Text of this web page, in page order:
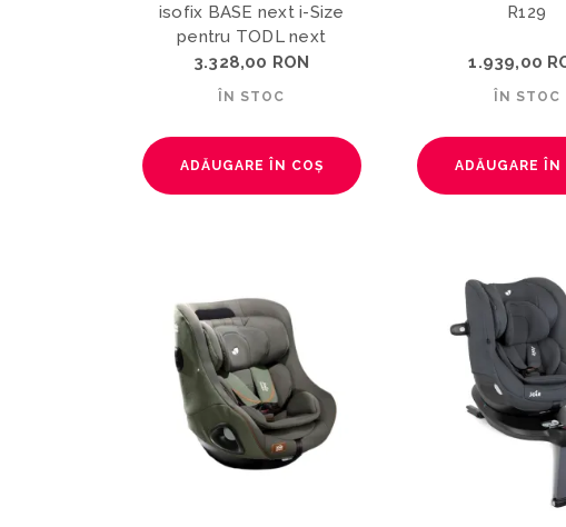
isofix BASE next i-Size
pentru TODL next
3.328,00 RON
ÎN STOC
ADĂUGARE ÎN COȘ
R129
1.939,00
ÎN STOC
ADĂUGARE ÎN